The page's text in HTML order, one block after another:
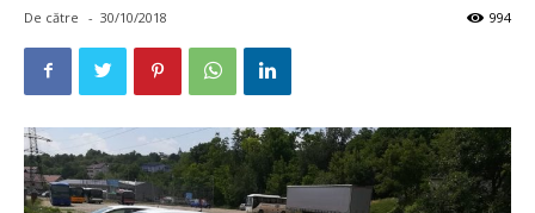
De către - 30/10/2018 994